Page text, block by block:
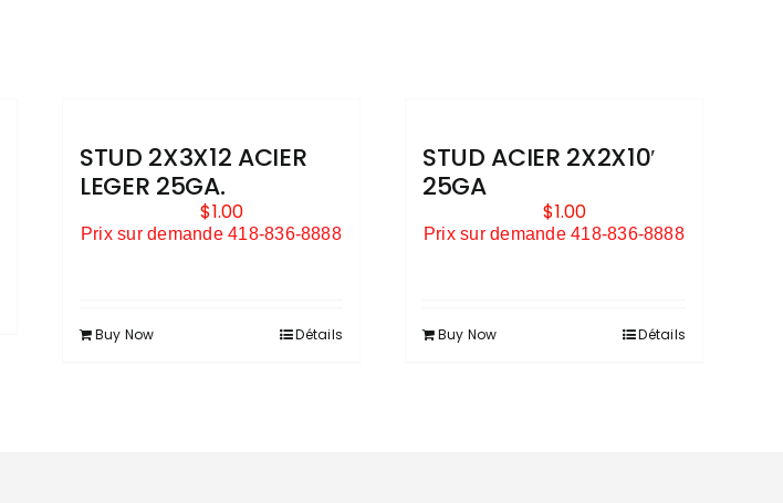
STUD 2X3X12 ACIER
LEGER 25GA.
$1.00
Prix sur demande 418-836-8888
Buy Now Détails
STUD ACIER 2X2X10′
25GA
$1.00
Prix sur demande 418-836-8888
Buy Now Détails